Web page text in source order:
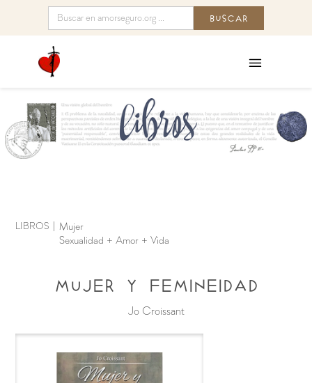
LIBROS
Mujer
Sexualidad + Amor + Vida
Mujer y femineidad
Jo Croissant